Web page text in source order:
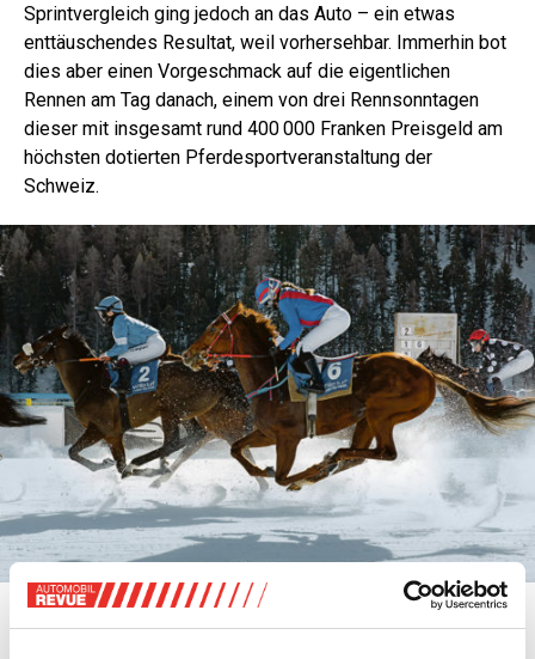
Sprintvergleich ging jedoch an das Auto – ein etwas
enttäuschendes Resultat, weil vorhersehbar. Immerhin bot
dies aber einen Vorgeschmack auf die eigentlichen
Rennen am Tag danach, einem von drei Rennsonntagen
dieser mit insgesamt rund 400 000 Franken Preisgeld am
höchsten dotierten Pferdesportveranstaltung der
Schweiz.